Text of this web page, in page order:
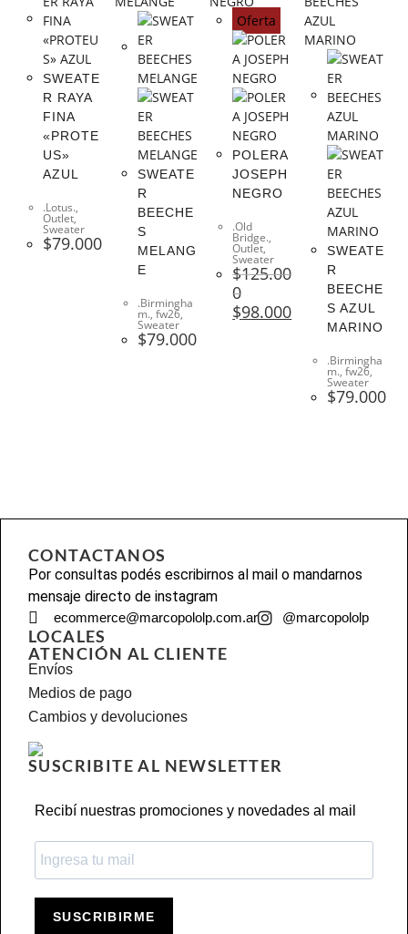
SWEATE
R RAYA
FINA
«PROTE
US»
AZUL
.Lotus.,
Outlet,
Sweater
$79.000
SWEATE
R
BEECHE
S
MELANG
E
.Birmingha
m.,fw26,
Sweater
$79.000
Oferta
POLERA
JOSEPH
NEGRO
.Old
Bridge.,
Outlet,
Sweater
$125.00
0
$98.000
SWEATE
R
BEECHE
S AZUL
MARINO
.Birmingha
m.,fw26,
Sweater
$79.000
CONTACTANOS
Por consultas podés escribirnos al mail o mandarnos
mensaje directo de instagram
ecommerce@marcopololp.com.ar @marcopololp
LOCALES
ATENCIÓN AL CLIENTE
Envíos
Medios de pago
Cambios y devoluciones
SUSCRIBITE AL NEWSLETTER
Recibí nuestras promociones y novedades al mail
SUSCRIBIRME